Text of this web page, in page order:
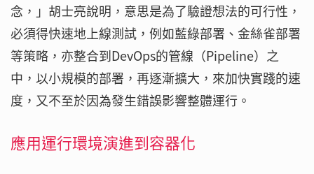
念，」胡士亮說明，意思是為了驗證想法的可行性，
必須得快速地上線測試，例如藍綠部署、金絲雀部署
等策略，亦整合到DevOps的管線（Pipeline）之
中，以小規模的部署，再逐漸擴大，來加快實踐的速
度，又不至於因為發生錯誤影響整體運行。
應用運行環境演進到容器化